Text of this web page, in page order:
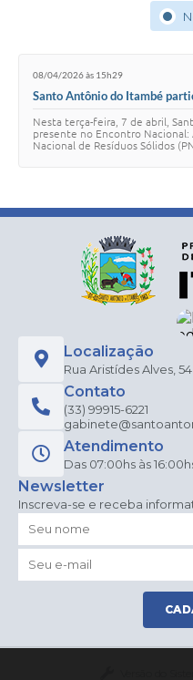
08/04/2026 às 15h29
Santo Antônio do Itambé
Nesta terça-feira, 7 de abril,
presente no Encontro Nacional:
Nacional de Resíduos Sólidos
Localização
Rua Aristídes Alves,
Contato
(33) 99915-6221
Atendimento
Das 07:00hs às
Newsletter
Inscreva-se e receba